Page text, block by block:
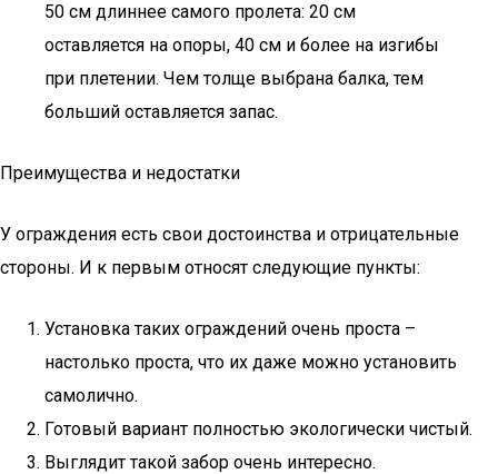
50 см длиннее самого пролета: 20 см
оставляется на опоры, 40 см и более на изгибы
при плетении. Чем толще выбрана балка, тем
больший оставляется запас.
Преимущества и недостатки
У ограждения есть свои достоинства и отрицательные
стороны. И к первым относят следующие пункты:
Установка таких ограждений очень проста –
настолько проста, что их даже можно установить
самолично.
Готовый вариант полностью экологически чистый.
Выглядит такой забор очень интересно.